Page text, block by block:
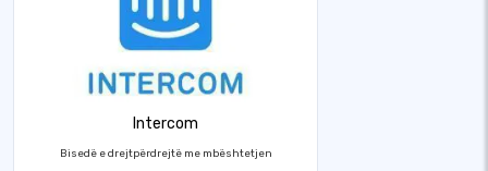
Intercom
Bisedë e drejtpërdrejtë me mbështetjen